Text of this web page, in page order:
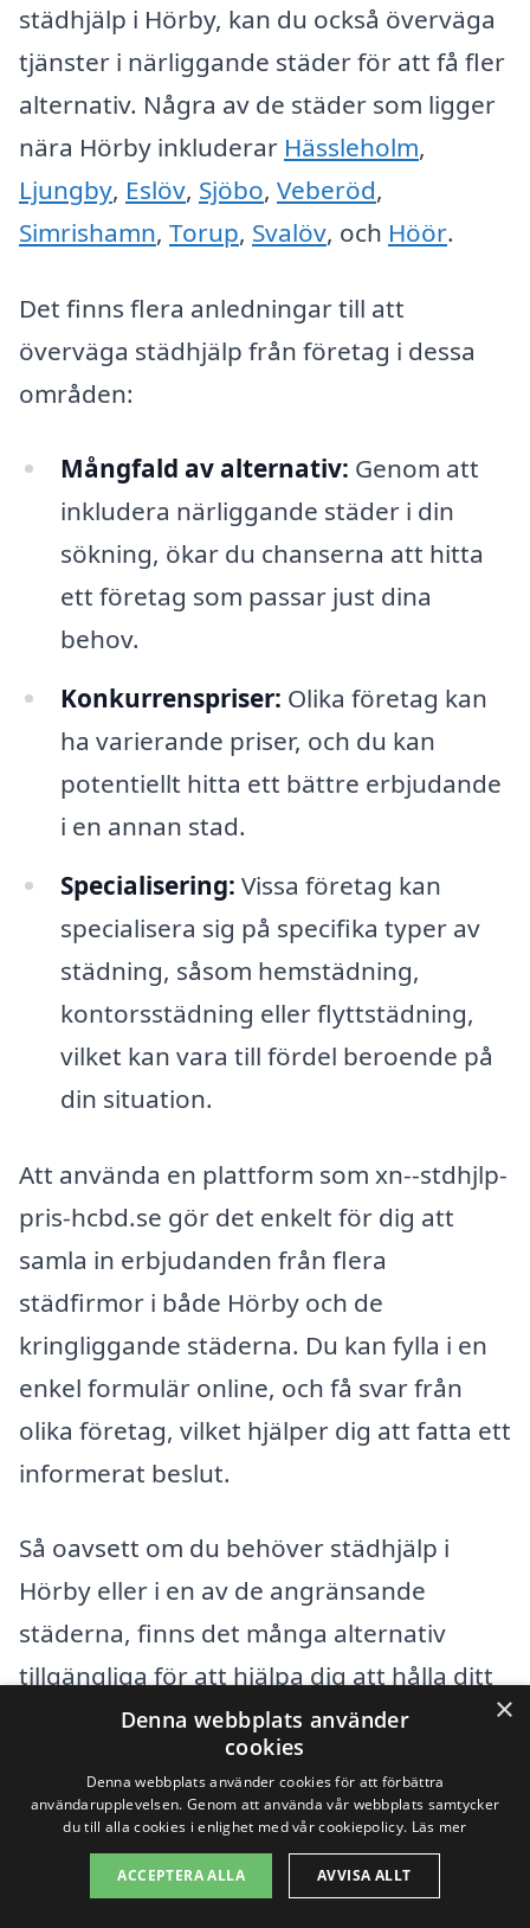
städhjälp i Hörby, kan du också överväga
tjänster i närliggande städer för att få fler
alternativ. Några av de städer som ligger
nära Hörby inkluderar Hässleholm,
Ljungby, Eslöv, Sjöbo, Veberöd,
Simrishamn, Torup, Svalöv, och Höör.
Det finns flera anledningar till att
överväga städhjälp från företag i dessa
områden:
Mångfald av alternativ: Genom att
inkludera närliggande städer i din
sökning, ökar du chanserna att hitta
ett företag som passar just dina
behov.
Konkurrenspriser: Olika företag kan
ha varierande priser, och du kan
potentiellt hitta ett bättre erbjudande
i en annan stad.
Specialisering: Vissa företag kan
specialisera sig på specifika typer av
städning, såsom hemstädning,
kontorsstädning eller flyttstädning,
vilket kan vara till fördel beroende på
din situation.
Att använda en plattform som xn--stdhjlp-
pris-hcbd.se gör det enkelt för dig att
samla in erbjudanden från flera
städfirmor i både Hörby och de
kringliggande städerna. Du kan fylla i en
enkel formulär online, och få svar från
olika företag, vilket hjälper dig att fatta ett
informerat beslut.
Så oavsett om du behöver städhjälp i
Hörby eller i en av de angränsande
städerna, finns det många alternativ
tillgängliga för att hjälpa dig att hålla ditt
hem eller kontor rent och fräscht. Tveka
inte att utforska dina möjligheter!
Få 3 erbjudanden, gratis och utan
förpliktelser
×
Denna webbplats använder
cookies
Denna webbplats använder cookies för att förbättra
användarupplevelsen. Genom att använda vår webbplats samtycker
du till alla cookies i enlighet med vår cookiepolicy. Läs mer
ACCEPTERA ALLA AVVISA ALLT